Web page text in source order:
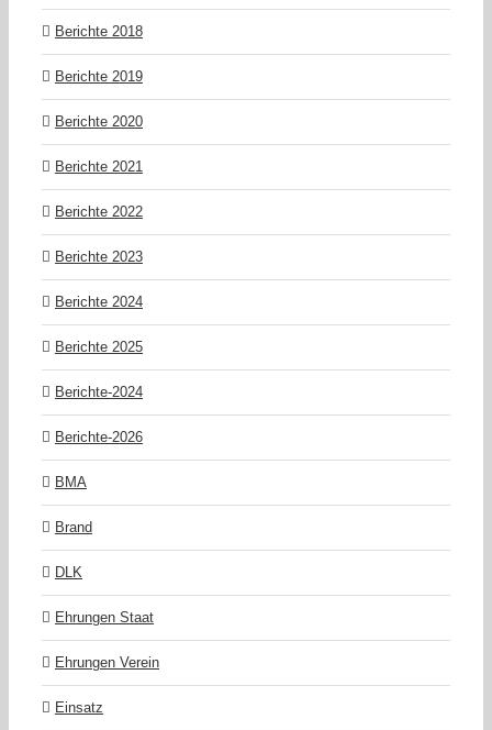
Berichte 2018
Berichte 2019
Berichte 2020
Berichte 2021
Berichte 2022
Berichte 2023
Berichte 2024
Berichte 2025
Berichte-2024
Berichte-2026
BMA
Brand
DLK
Ehrungen Staat
Ehrungen Verein
Einsatz